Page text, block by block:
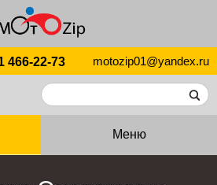
466-22-73 motozip01@yandex.ru
Меню